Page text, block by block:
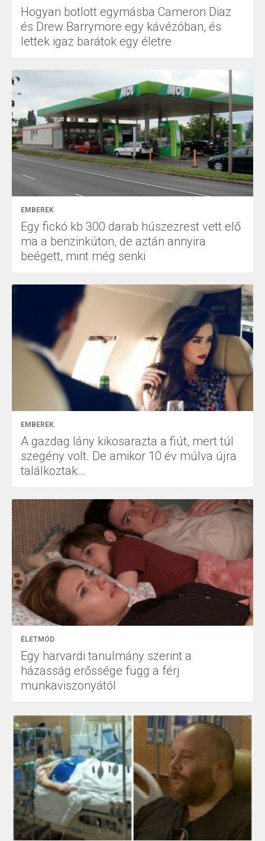
Hogyan botlott egymásba Cameron Diaz
és Drew Barrymore egy kávézóban, és
lettek igaz barátok egy életre
EMBEREK
Egy fickó kb 300 darab húszezrest vett elő
ma a benzinkúton, de aztán annyira
beégett, mint még senki
EMBEREK
A gazdag lány kikosarazta a fiút, mert túl
szegény volt. De amikor 10 év múlva újra
találkoztak…
ÉLETMÓD
Egy harvardi tanulmány szerint a
házasság erőssége függ a férj
munkaviszonyától